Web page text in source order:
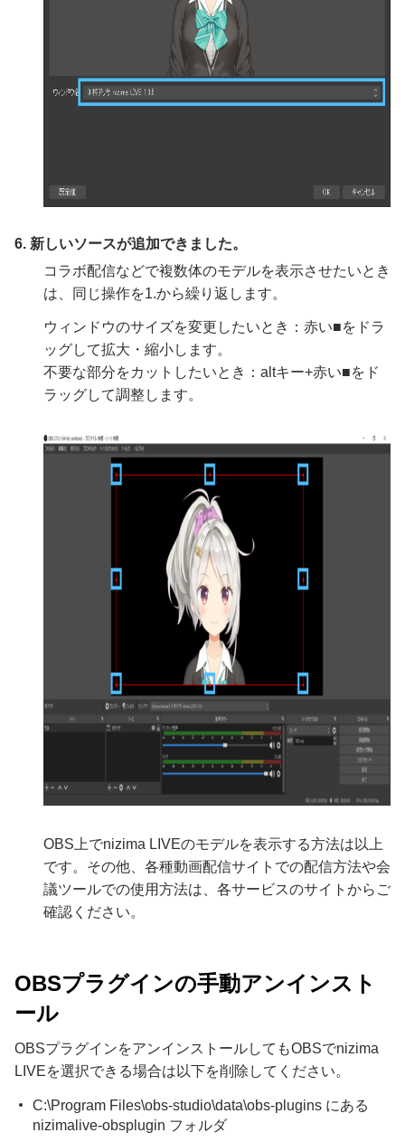
6. 新しいソースが追加できました。
コラボ配信などで複数体のモデルを表示させたいとき
は、同じ操作を1.から繰り返します。
ウィンドウのサイズを変更したいとき：赤い■をドラ
ッグして拡大・縮小します。
不要な部分をカットしたいとき：altキー+赤い■をド
ラッグして調整します。
OBS上でnizima LIVEのモデルを表示する方法は以上
です。その他、各種動画配信サイトでの配信方法や会
議ツールでの使用方法は、各サービスのサイトからご
確認ください。
OBSプラグインの手動アンインスト
ール
OBSプラグインをアンインストールしてもOBSでnizima
LIVEを選択できる場合は以下を削除してください。
C:\Program Files\obs-studio\data\obs-plugins にある
nizimalive-obsplugin フォルダ